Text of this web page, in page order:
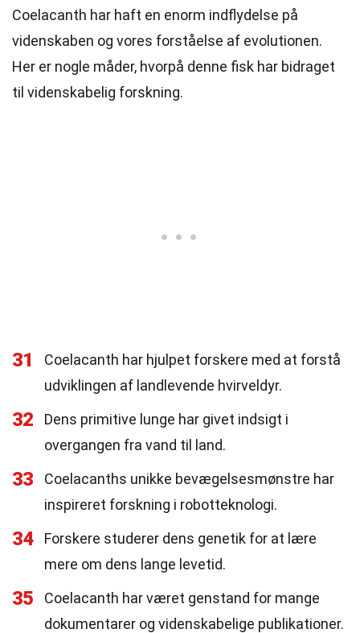
Coelacanth har haft en enorm indflydelse på
videnskaben og vores forståelse af evolutionen.
Her er nogle måder, hvorpå denne fisk har bidraget
til videnskabelig forskning.
31
Coelacanth har hjulpet forskere med at forstå
udviklingen af landlevende hvirveldyr.
32
Dens primitive lunge har givet indsigt i
overgangen fra vand til land.
33
Coelacanths unikke bevægelsesmønstre har
inspireret forskning i robotteknologi.
34
Forskere studerer dens genetik for at lære
mere om dens lange levetid.
35
Coelacanth har været genstand for mange
dokumentarer og videnskabelige publikationer.